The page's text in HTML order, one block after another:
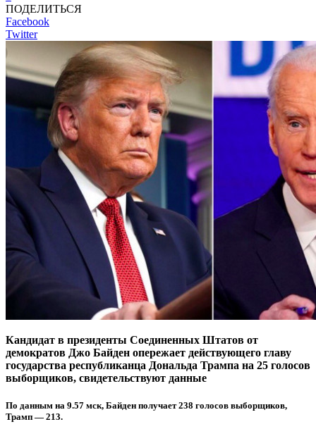
ПОДЕЛИТЬСЯ
Facebook
Twitter
Кандидат в президенты Соединенных Штатов от
демократов Джо Байден опережает действующего главу
государства республиканца Дональда Трампа на 25 голосов
выборщиков, свидетельствуют данные
По данным на 9.57 мск, Байден получает 238 голосов выборщиков,
Трамп — 213.